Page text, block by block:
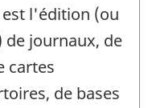
l'édition (ou
journaux, de
cartes
de bases